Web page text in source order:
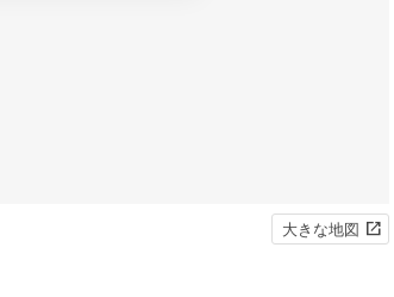
大きな地図